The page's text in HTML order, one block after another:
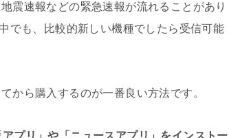
震速報などの緊急速報が流れることがあり
でも、比較的新しい機種でしたら受信可能
から購入するのが一番良い方法です。
プリ」や「ニュースアプリ」をインストー